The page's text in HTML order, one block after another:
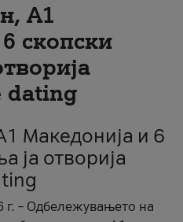
A1
скопски
dating
Македонија и 6
ја отворија
г. – Одбележувањето на